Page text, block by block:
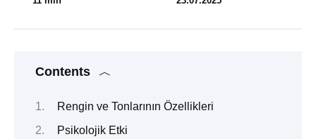
Contents
Rengin ve Tonlarının Özellikleri
Psikolojik Etki